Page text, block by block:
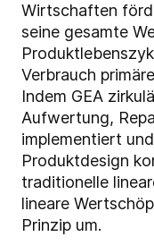
Wirtschaften
seine gesamte
Verbrauch
Indem GEA
Aufwertung,
implementiert
Produktdesign
traditionelle
lineare
Prinzip um.